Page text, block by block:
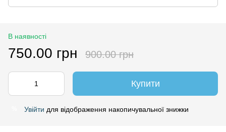
В наявності
750.00 грн 900.00 грн
Купити
Увійти для відображення накопичувальної знижки